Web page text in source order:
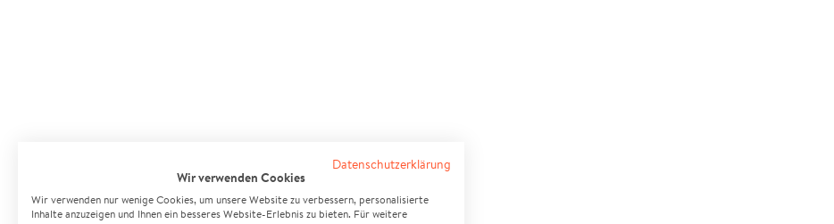
Datenschutzerklärung
Wir verwenden Cookies
Wir verwenden nur wenige Cookies, um unsere Website zu verbessern, personalisierte
Inhalte anzuzeigen und Ihnen ein besseres Website-Erlebnis zu bieten. Für weitere